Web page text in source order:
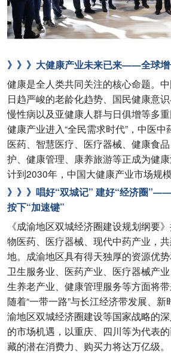
》》》大健康产业未来已来——全球
健康是全人类共同关注的核心命题。中
日趋严峻的老龄化趋势、国民健康意识
慢性病以及亚健康人群与日俱增等多
健康产业进入“全民需求时代”，中医
医药、智慧医疗、医疗器械、健康食
护、健康管理、康养旅游等正成为健康
计到2030年，中国大健康产业市场规
》》》唱好“双城记” 建好“经济圈
按下“加速键”
《成渝地区双城经济圈建设规划纲要
物医药、医疗器械、现代中药产业，
地。成渝地区具有得天独厚的资源优
卫生服务业、医药产业、医疗器械产
生养老产业、健康管理服务等方面将带
随着“一带一路”与长江经济带发展、
渝地区双城经济圈建设等国家战略的
的市场机遇，以重庆、四川等为代表
藏的潜在消费力、购买力将达万亿级。